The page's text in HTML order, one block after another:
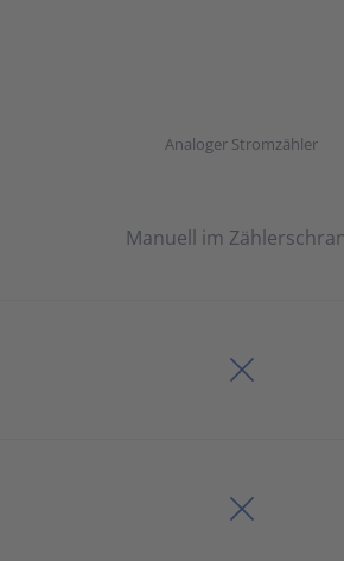
Analoger Stromzähler
Manuell im